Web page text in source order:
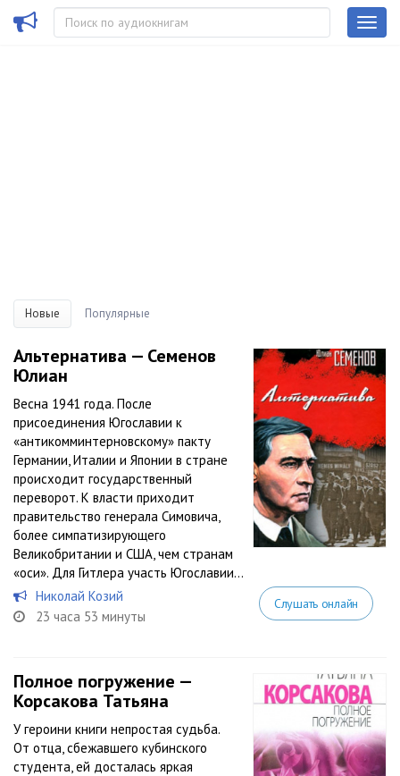
Новые Популярные
Альтернатива — Семенов
Юлиан
Весна 1941 года. После
присоединения Югославии к
«антикомминтерновскому» пакту
Германии, Италии и Японии в стране
происходит государственный
переворот. К власти приходит
правительство генерала Симовича,
более симпатизирующего
Великобритании и США, чем странам
«оси». Для Гитлера участь Югославии...
Николай Козий
23 часа 53 минуты
Слушать онлайн
Полное погружение —
Корсакова Татьяна
У героини книги непростая судьба.
От отца, сбежавшего кубинского
студента, ей досталась яркая